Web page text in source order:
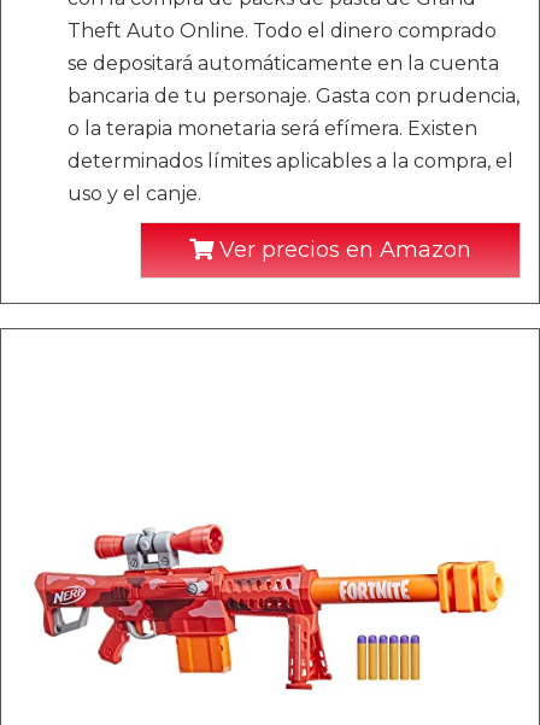
Theft Auto Online. Todo el dinero comprado
se depositará automáticamente en la cuenta
bancaria de tu personaje. Gasta con prudencia,
o la terapia monetaria será efímera. Existen
determinados límites aplicables a la compra, el
uso y el canje.
Ver precios en Amazon